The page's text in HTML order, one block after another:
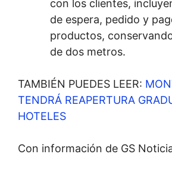
con los clientes,
de espera, pedido y
productos,
de dos metros.
TAMBIÉN PUEDES LEER:
TENDRÁ REAPERTURA
HOTELES
Con información de GS